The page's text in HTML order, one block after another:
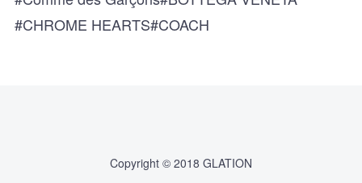
#CHROME HEARTS#COACH
Copyright © 2018 GLATION